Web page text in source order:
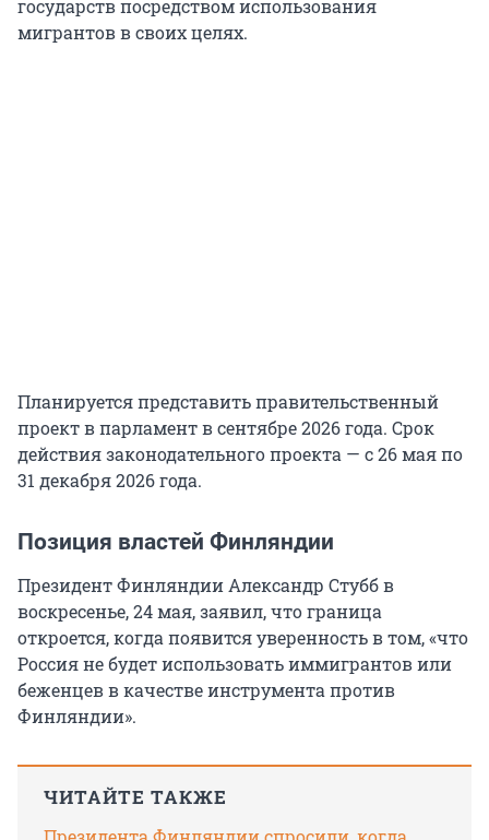
государств посредством использования
мигрантов в своих целях.
Планируется представить правительственный
проект в парламент в сентябре 2026 года. Срок
действия законодательного проекта — с 26 мая по
31 декабря 2026 года.
Позиция властей Финляндии
Президент Финляндии Александр Стубб в
воскресенье, 24 мая, заявил, что граница
откроется, когда появится уверенность в том, «что
Россия не будет использовать иммигрантов или
беженцев в качестве инструмента против
Финляндии».
ЧИТАЙТЕ ТАКЖЕ